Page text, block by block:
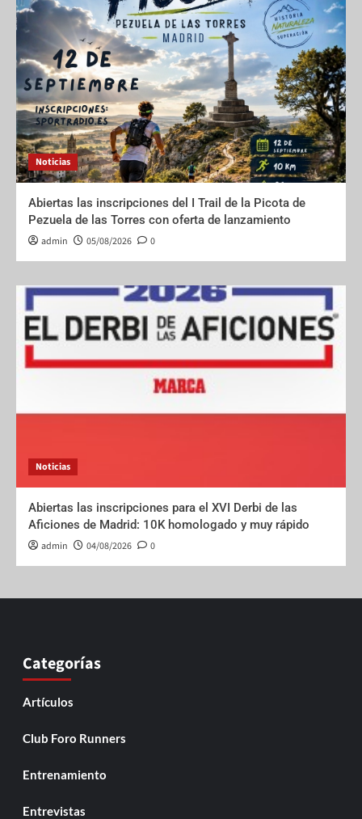
Noticias
Abiertas las inscripciones del I Trail de la Picota de
Pezuela de las Torres con oferta de lanzamiento
admin 05/08/2026 0
Noticias
Abiertas las inscripciones para el XVI Derbi de las
Aficiones de Madrid: 10K homologado y muy rápido
admin 04/08/2026 0
Categorías
Artículos
Club Foro Runners
Entrenamiento
Entrevistas